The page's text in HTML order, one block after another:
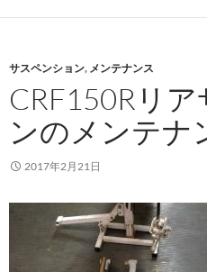
サスペンション, メンテナンス
CRF150Rリ
ンのメンテナ
2017年2月21日